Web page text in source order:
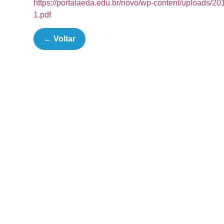
https://portalaeda.edu.br/novo/wp-content/uploads/
1.pdf
← Voltar